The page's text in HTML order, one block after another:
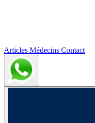
Articles Médecins Contact